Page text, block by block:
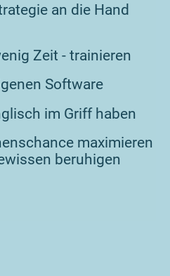
an die Hand
Zeit - trainieren
Software
im Griff haben
maximieren
beruhigen